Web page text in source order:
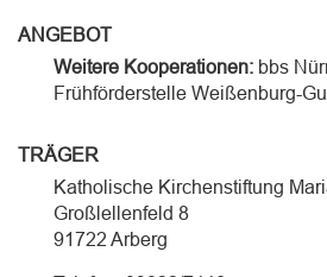
ANGEBOT
Weitere Kooperationen: bbs
Frühförderstelle Weißenburg-
TRÄGER
Katholische Kirchenstiftung
Großlellenfeld 8
91722 Arberg